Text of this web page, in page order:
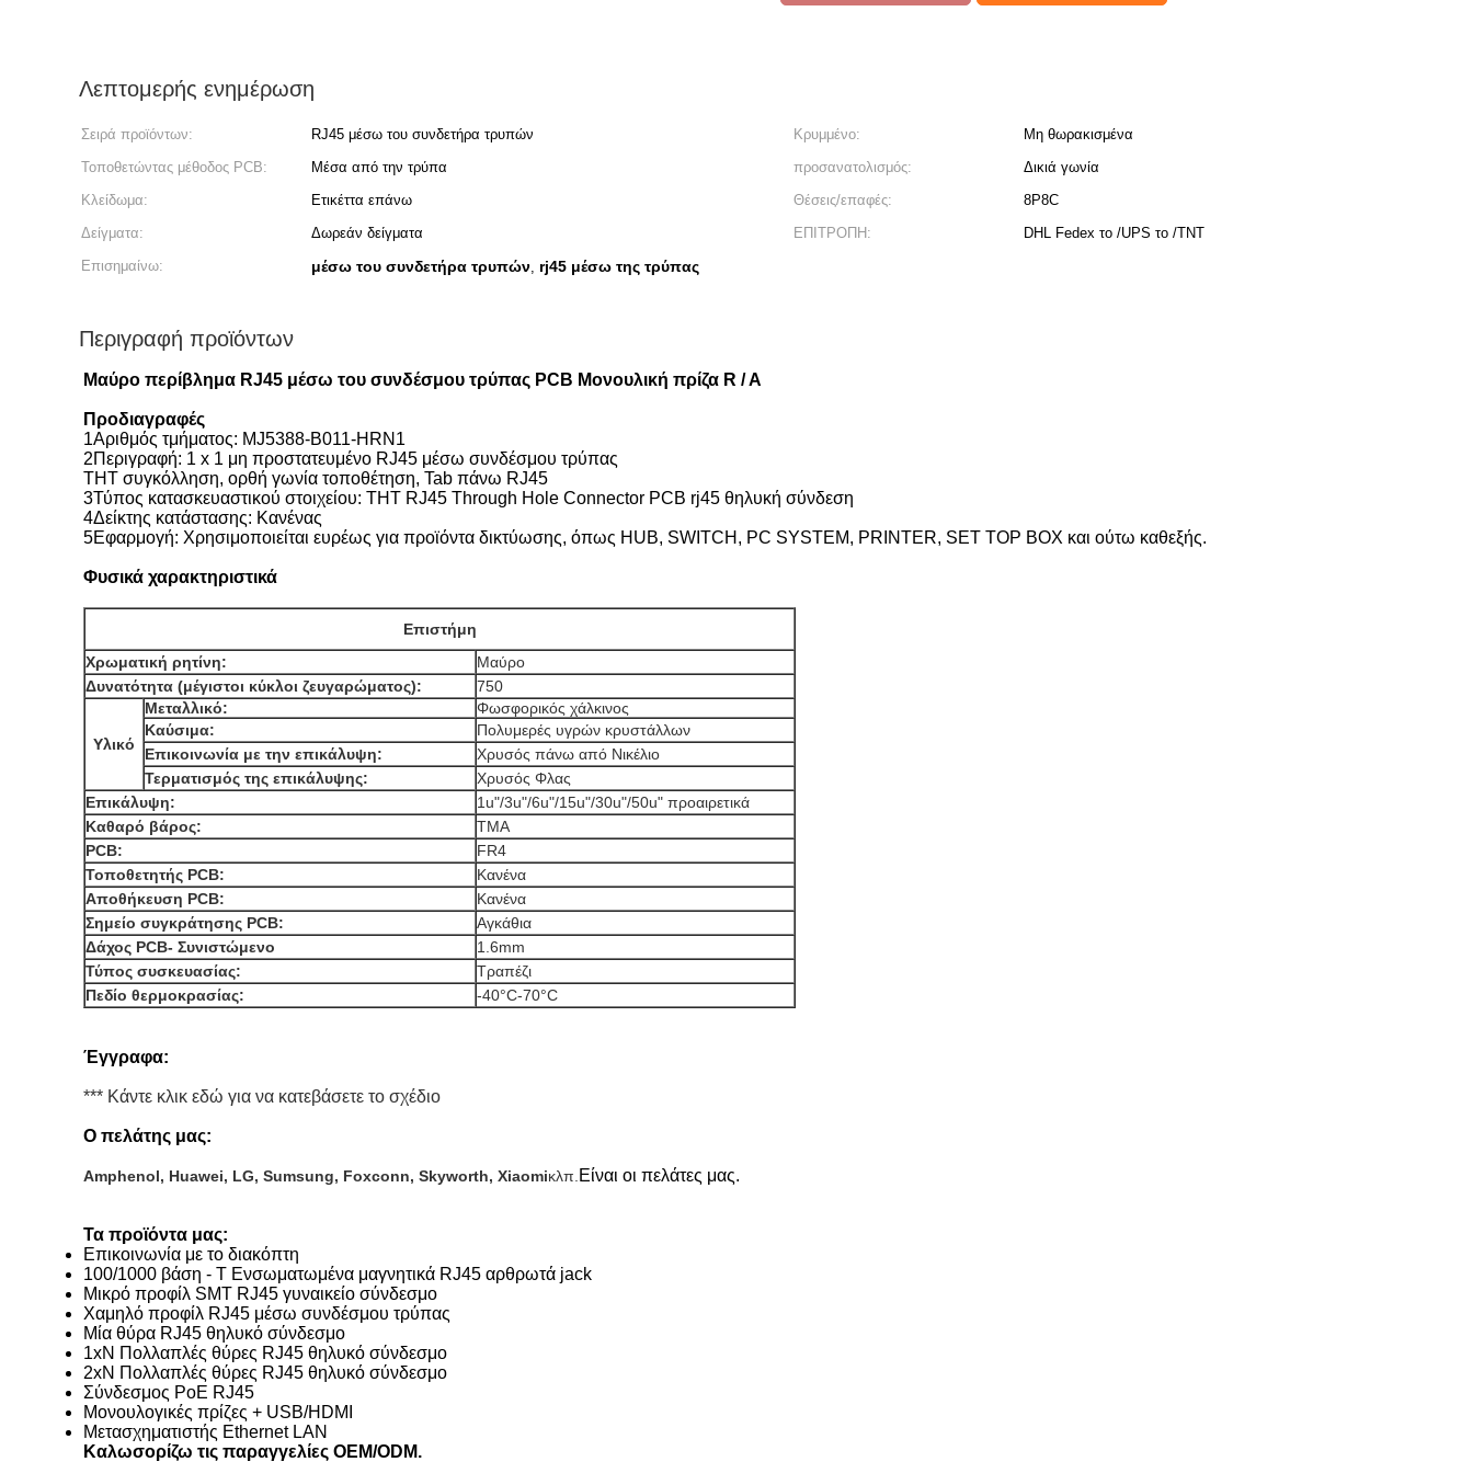
Λεπτομερής ενημέρωση
Σειρά προϊόντων: RJ45 μέσω του συνδετήρα τρυπών Κρυμμένο:
Μη θωρακισμένα
Τοποθετώντας μέθοδος PCB:
Μέσα από την τρύπα προσανατολισμός:
Δικιά γωνία
Κλείδωμα:
Ετικέττα επάνω Θέσεις/επαφές:
8P8C
Δείγματα:
Δωρεάν δείγματα ΕΠΙΤΡΟΠΗ:
DHL Fedex το /UPS το /TNT
Επισημαίνω:
μέσω του συνδετήρα τρυπών, rj45 μέσω της τρύπας
Περιγραφή προϊόντων
Μαύρο περίβλημα RJ45 μέσω του συνδέσμου τρύπας PCB Μονουλική πρίζα R / A
Προδιαγραφές
1Αριθμός τμήματος: MJ5388-B011-HRN1
2Περιγραφή: 1 x 1 μη προστατευμένο RJ45 μέσω συνδέσμου τρύπας
THT συγκόλληση, ορθή γωνία τοποθέτηση, Tab πάνω RJ45
3Τύπος κατασκευαστικού στοιχείου: THT RJ45 Through Hole Connector PCB rj45 θηλυκή σύνδεση
4Δείκτης κατάστασης: Κανένας
5Εφαρμογή: Χρησιμοποιείται ευρέως για προϊόντα δικτύωσης, όπως HUB, SWITCH, PC SYSTEM, PRINTER, SET TOP BOX και ούτω καθεξής.
Φυσικά χαρακτηριστικά
Επιστήμη
Χρωματική ρητίνη:
Μαύρο
Δυνατότητα (μέγιστοι κύκλοι ζευγαρώματος):
750
Υλικό
Μεταλλικό:
Φωσφορικός χάλκινος
Καύσιμα:
Πολυμερές υγρών κρυστάλλων
Επικοινωνία με την επικάλυψη:
Χρυσός πάνω από Νικέλιο
Τερματισμός της επικάλυψης:
Χρυσός Φλας
Επικάλυψη:
1u"/3u"/6u"/15u"/30u"/50u" προαιρετικά
Καθαρό βάρος:
ΤΜΑ
PCB:
FR4
Τοποθετητής PCB:
Κανένα
Αποθήκευση PCB:
Κανένα
Σημείο συγκράτησης PCB:
Αγκάθια
Δάχος PCB- Συνιστώμενο
1.6mm
Τύπος συσκευασίας:
Τραπέζι
Πεδίο θερμοκρασίας:
-40°C-70°C
Έγγραφα:
*** Κάντε κλικ εδώ για να κατεβάσετε το σχέδιο
Ο πελάτης μας:
Amphenol, Huawei, LG, Sumsung, Foxconn, Skyworth, Xiaomiκλπ. Είναι οι πελάτες μας.
Τα προϊόντα μας:
Επικοινωνία με το διακόπτη
100/1000 βάση - T Ενσωματωμένα μαγνητικά RJ45 αρθρωτά jack
Μικρό προφίλ SMT RJ45 γυναικείο σύνδεσμο
Χαμηλό προφίλ RJ45 μέσω συνδέσμου τρύπας
Μία θύρα RJ45 θηλυκό σύνδεσμο
1xN Πολλαπλές θύρες RJ45 θηλυκό σύνδεσμο
2xN Πολλαπλές θύρες RJ45 θηλυκό σύνδεσμο
Σύνδεσμος PoE RJ45
Μονουλογικές πρίζες + USB/HDMI
Μετασχηματιστής Ethernet LAN
Καλωσορίζω τις παραγγελίες OEM/ODM.